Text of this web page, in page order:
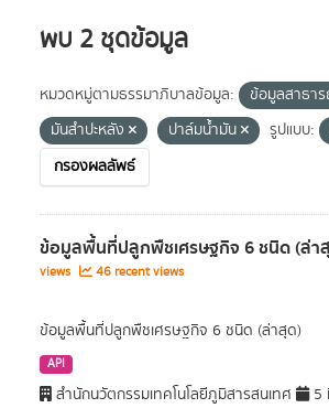
พบ 2 ชุดข้อมูล
หมวดหมู่ตามธรรมาภิบาลข้อมูล: ข้อมูลสาธา
มันสำปะหลัง
ปาล์มน้ำมัน รูปแบบ:
กรองผลลัพธ์
ข้อมูลพื้นที่ปลูกพืชเศรษฐกิจ 6 ชนิด (ล่า
views
46 recent views
ข้อมูลพื้นที่ปลูกพืชเศรษฐกิจ 6 ชนิด (ล่าสุด)
API
สำนักนวัตกรรมเทคโนโลยีภูมิสารสนเทศ 5